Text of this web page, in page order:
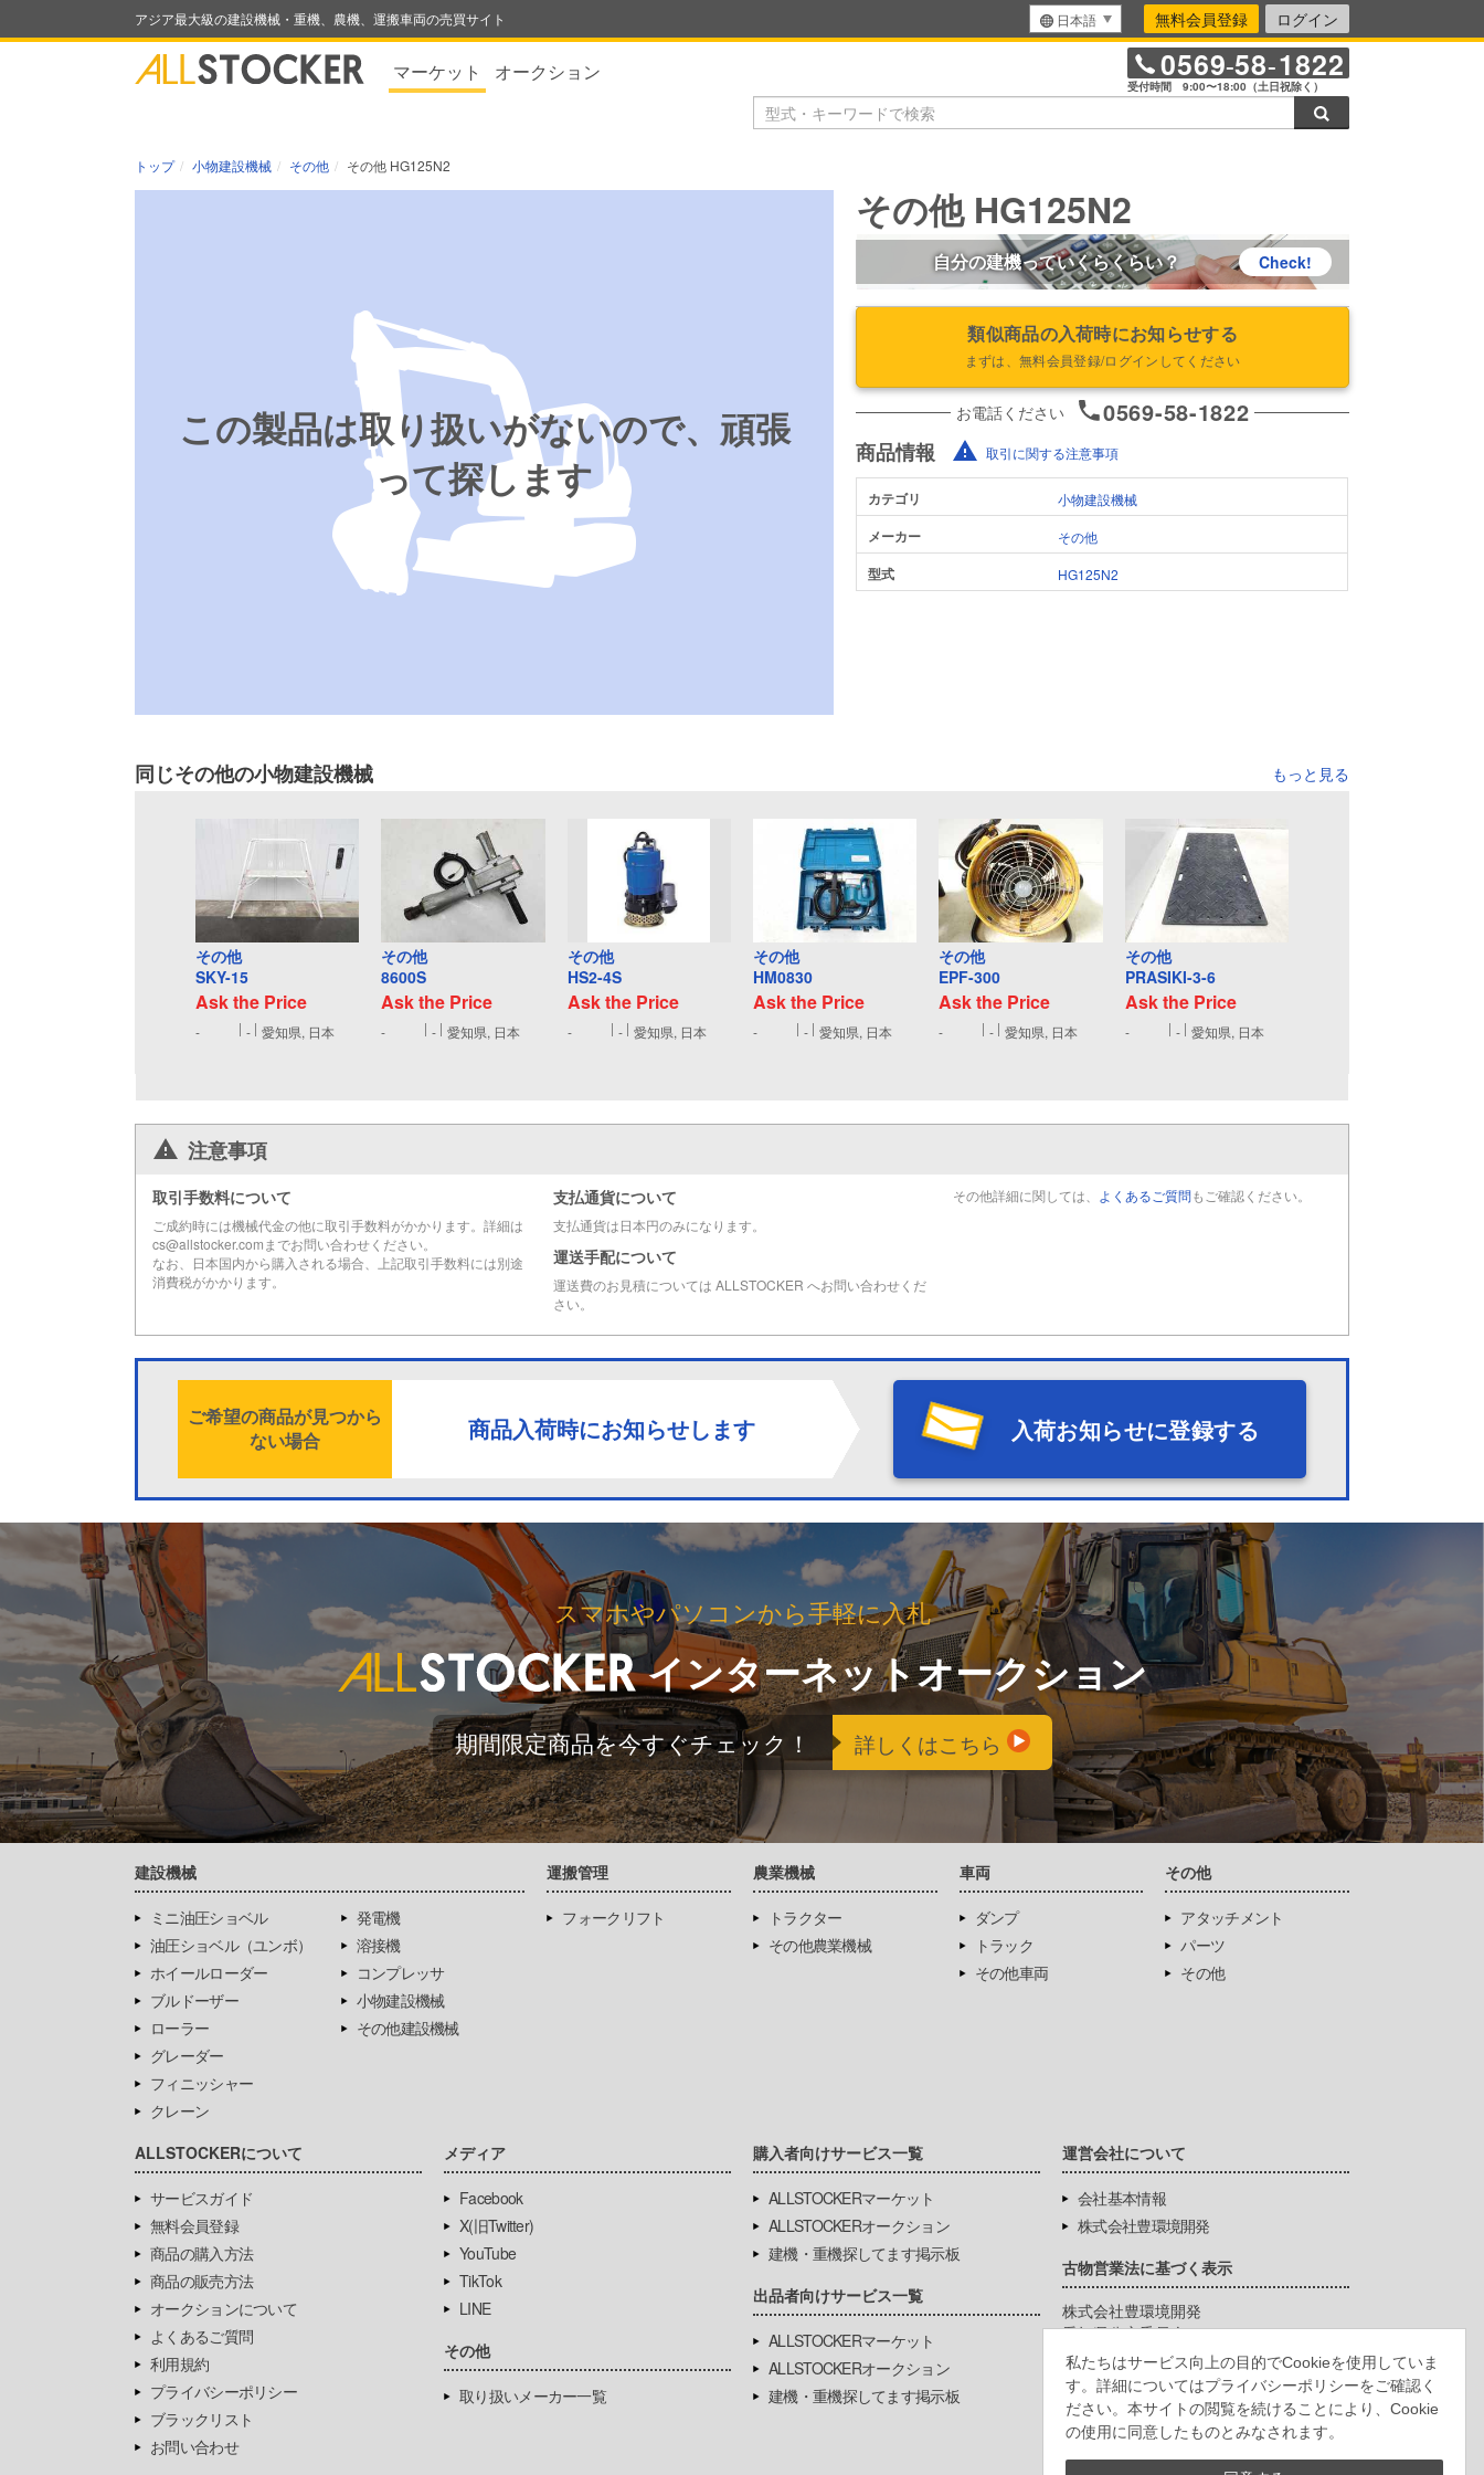
私たちはサービス向上の目的でCookieを使用していま
す。詳細についてはプライバシーポリシーをご確認く
ださい。本サイトの閲覧を続けることにより、Cookie
の使用に同意したものとみなされます。
アジア最大級の建設機械・重機、農機、運搬車両の売買サイト 日本語 無料会員登録 ログイン
マーケット オークション 0569-58-1822
受付時間 9:00〜18:00（土日祝除く）
トップ 小物建設機械 その他 その他 HG125N2
その他 HG125N2
この製品は取り扱いがないので、頑張
って探します
自分の建機っていくらくらい？ Check!
類似商品の入荷時にお知らせする
まずは、無料会員登録/ログインしてください
お電話ください 0569-58-1822
商品情報 取引に関する注意事項
カテゴリ 小物建設機械
メーカー その他
型式 HG125N2
同じその他の小物建設機械 もっと見る
その他
SKY-15
Ask the Price
- - 愛知県, 日本
その他
8600S
Ask the Price
- - 愛知県, 日本
その他
HS2-4S
Ask the Price
- - 愛知県, 日本
その他
HM0830
Ask the Price
- - 愛知県, 日本
その他
EPF-300
Ask the Price
- - 愛知県, 日本
その他
PRASIKI-3-6
Ask the Price
- - 愛知県, 日本
注意事項
取引手数料について
ご成約時には機械代金の他に取引手数料がかかります。詳細は
cs@allstocker.comまでお問い合わせください。
なお、日本国内から購入される場合、上記取引手数料には別途
消費税がかかります。
支払通貨について
支払通貨は日本円のみになります。
運送手配について
運送費のお見積については ALLSTOCKER へお問い合わせくだ
さい。
その他詳細に関しては、 よくあるご質問もご確認ください。
ご希望の商品が見つから
ない場合
商品入荷時にお知らせします 入荷お知らせに登録する
スマホやパソコンから手軽に入札
インターネットオークション
期間限定商品を今すぐチェック！ 詳しくはこちら
建設機械
ミニ油圧ショベル
油圧ショベル（ユンボ）
ホイールローダー
ブルドーザー
ローラー
グレーダー
フィニッシャー
クレーン
発電機
溶接機
コンプレッサ
小物建設機械
その他建設機械
運搬管理
フォークリフト
農業機械
トラクター
その他農業機械
車両
ダンプ
トラック
その他車両
その他
アタッチメント
パーツ
その他
ALLSTOCKERについて
サービスガイド
無料会員登録
商品の購入方法
商品の販売方法
オークションについて
よくあるご質問
利用規約
プライバシーポリシー
ブラックリスト
お問い合わせ
メディア
Facebook
X(旧Twitter)
YouTube
TikTok
LINE
その他
取り扱いメーカー一覧
購入者向けサービス一覧
ALLSTOCKERマーケット
ALLSTOCKERオークション
建機・重機探してます掲示板
出品者向けサービス一覧
ALLSTOCKERマーケット
ALLSTOCKERオークション
建機・重機探してます掲示板
運営会社について
会社基本情報
株式会社豊環境開発
古物営業法に基づく表示
株式会社豊環境開発
愛知県公安委員会
第542771404200号